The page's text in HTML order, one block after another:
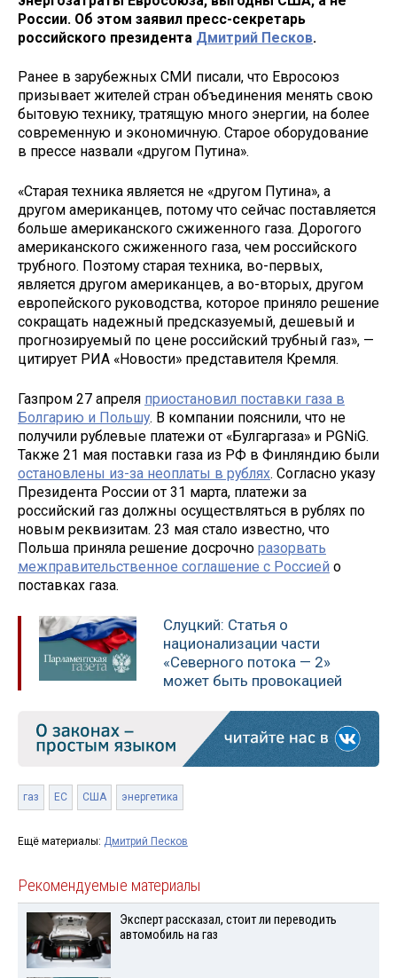
России. Об этом заявил пресс-секретарь
российского президента Дмитрий Песков.
Ранее в зарубежных СМИ писали, что Евросоюз
призывает жителей стран объединения менять свою
бытовую технику, тратящую много энергии, на более
современную и экономичную. Старое оборудование
в прессе назвали «другом Путина».
«Старая техника является не «другом Путина», а
другом американцев, потому что сейчас поставляется
больше американского сжиженного газа. Дорогого
американского сжиженного газа, чем российского
трубного. Поэтому старая техника, во-первых,
является другом американцев, а во-вторых, другом
европейского руководства, которое приняло решение
сокращать надежный предсказуемый, дешевый и
прогнозируемый по цене российский трубный газ», —
цитирует РИА «Новости» представителя Кремля.
Газпром 27 апреля приостановил поставки газа в
Болгарию и Польшу. В компании пояснили, что не
получили рублевые платежи от «Булгаргаза» и PGNiG.
Также 21 мая поставки газа из РФ в Финляндию были
остановлены из-за неоплаты в рублях. Согласно указу
Президента России от 31 марта, платежи за
российский газ должны осуществляться в рублях по
новым реквизитам. 23 мая стало известно, что
Польша приняла решение досрочно разорвать
межправительственное соглашение с Россией о
поставках газа.
Слуцкий: Статья о
национализации части
«Северного потока — 2»
может быть провокацией
газ ЕС США энергетика
Ещё материалы: Дмитрий Песков
Рекомендуемые материалы
Эксперт рассказал, стоит ли переводить
автомобиль на газ